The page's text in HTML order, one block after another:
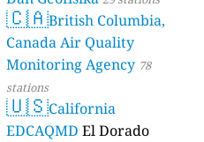
🇨🇦British Columbia,
Canada Air Quality
Monitoring Agency 78
stations
🇺🇸California
EDCAQMD El Dorado